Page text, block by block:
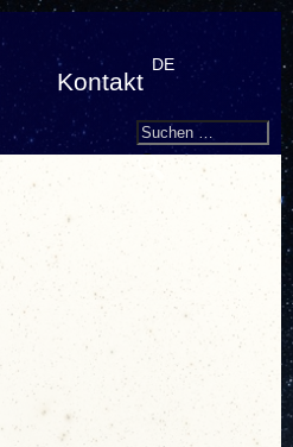
Kontakt
DE
Search
Suchen